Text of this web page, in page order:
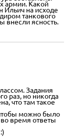
армии. Какой
Ильич на исходе
танкового
внесли ясность.
Задания
раз, но никогда
что там такое
можно было
время ответы